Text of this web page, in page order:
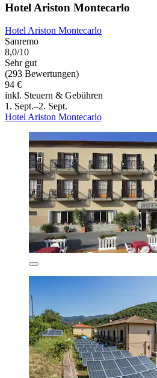
Hotel Ariston Montecarlo
Hotel Ariston Montecarlo
Sanremo
8,0/10
Sehr gut
(293 Bewertungen)
94 €
inkl. Steuern & Gebühren
1. Sept.–2. Sept.
Hotel Ariston Montecarlo